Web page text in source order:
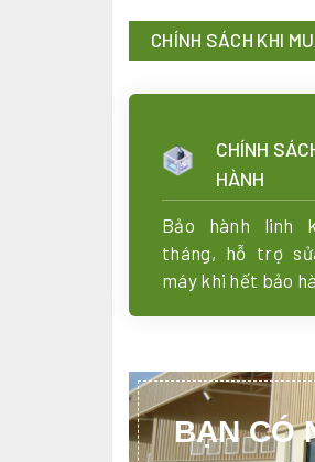
CHÍNH SÁCH KHI
CHÍNH
HÀNH
Bảo hành linh
tháng, hỗ trợ
máy khi hết bảo
BẠN CÓ